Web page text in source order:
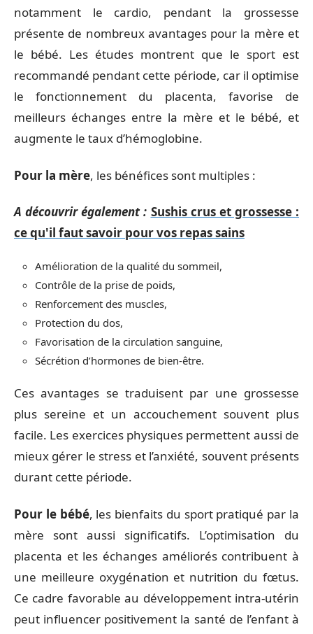
notamment le cardio, pendant la grossesse
présente de nombreux avantages pour la mère et
le bébé. Les études montrent que le sport est
recommandé pendant cette période, car il optimise
le fonctionnement du placenta, favorise de
meilleurs échanges entre la mère et le bébé, et
augmente le taux d’hémoglobine.
Pour la mère, les bénéfices sont multiples :
A découvrir également : Sushis crus et grossesse :
ce qu'il faut savoir pour vos repas sains
Amélioration de la qualité du sommeil,
Contrôle de la prise de poids,
Renforcement des muscles,
Protection du dos,
Favorisation de la circulation sanguine,
Sécrétion d’hormones de bien-être.
Ces avantages se traduisent par une grossesse
plus sereine et un accouchement souvent plus
facile. Les exercices physiques permettent aussi de
mieux gérer le stress et l’anxiété, souvent présents
durant cette période.
Pour le bébé, les bienfaits du sport pratiqué par la
mère sont aussi significatifs. L’optimisation du
placenta et les échanges améliorés contribuent à
une meilleure oxygénation et nutrition du fœtus.
Ce cadre favorable au développement intra-utérin
peut influencer positivement la santé de l’enfant à